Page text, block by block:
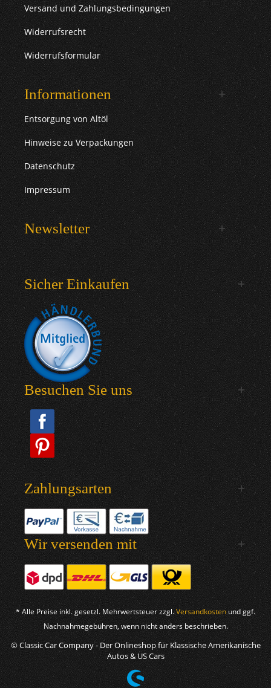
Versand und Zahlungsbedingungen
Widerrufsrecht
Widerrufsformular
Informationen
Entsorgung von Altöl
Hinweise zu Verpackungen
Datenschutz
Impressum
Newsletter
Sicher Einkaufen
Besuchen Sie uns
Zahlungsarten
Wir versenden mit
* Alle Preise inkl. gesetzl. Mehrwertsteuer zzgl.Versandkosten und ggf.
Nachnahmegebühren, wenn nicht anders beschrieben.
© Classic Car Company - Der Onlineshop für Klassische Amerikanische
Autos & US Cars